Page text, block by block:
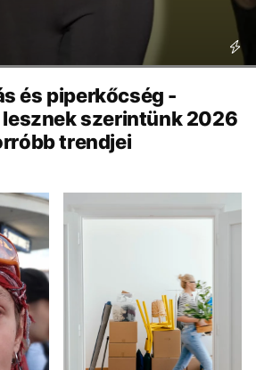
és piperkőcség -
szerintünk 2026
trendjei